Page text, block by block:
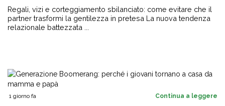
Regali, vizi e corteggiamento sbilanciato: come evitare che il
partner trasformi la gentilezza in pretesa La nuova tendenza
relazionale battezzata ...
1 giorno fa Continua a leggere